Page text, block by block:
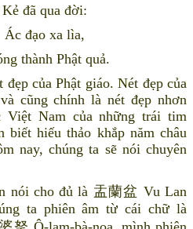
Kẻ đã qua đời:
Ác đạo xa lìa,
thành Phật quả.
của Phật giáo. Nét đẹp của
cũng chính là nét đẹp nhơn
Việt Nam của những trái tim
biết hiếu thảo khắp năm châu
nay, chúng ta sẽ nói chuyên
cho đủ là 盂蘭盆 Vu Lan
ta phiên âm từ cái chữ là